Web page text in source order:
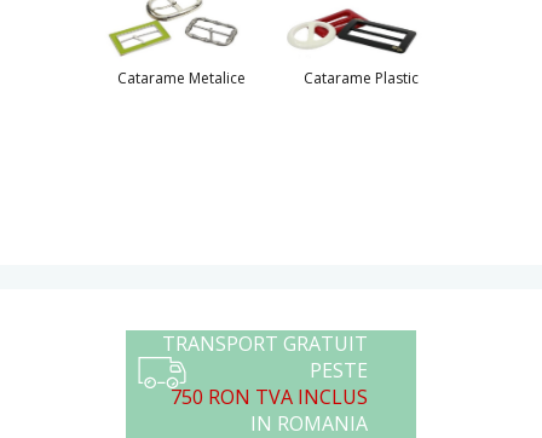
Catarame Metalice Catarame Plastic
TRANSPORT GRATUIT
PESTE
750 RON TVA INCLUS
IN ROMANIA